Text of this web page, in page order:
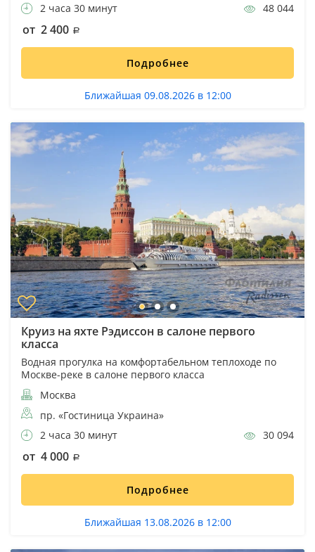
2 часа 30 минут
48 044
от 2 400
Подробнее
Ближайшая 09.08.2026 в 12:00
Круиз на яхте Рэдиссон в салоне первого
класса
Водная прогулка на комфортабельном теплоходе по
Москве-реке в салоне первого класса
Москва
пр. «Гостиница Украина»
2 часа 30 минут
30 094
от 4 000
Подробнее
Ближайшая 13.08.2026 в 12:00